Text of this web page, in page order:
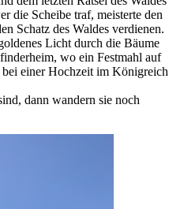
die Scheibe traf, meisterte den
Schatz des Waldes verdienen.
Licht durch die Bäume
wo ein Festmahl auf
einer Hochzeit im Königreich
dann wandern sie noch